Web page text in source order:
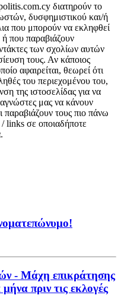
διατηρούν το
δυσφημιστικού και/ή
που μπορούν να εκληφθεί
ή που παραβιάζουν
των σχολίων αυτών
τους. Αν κάποιος
αφαιρείται, θεωρεί ότι
του περιεχομένου του,
της ιστοσελίδας για να
μας να κάνουν
παραβιάζουν τους πιο πάνω
links σε οποιαδήποτε
- Μάχη επικράτησης
πριν τις εκλογές